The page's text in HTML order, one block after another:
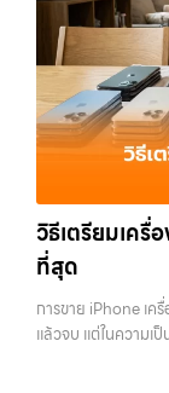
บางแค, วัชรพล, รา
วังหิน อย่างเต็มที่
โทรศัพท์มือสองกรุงเ
ถึงที่”, หรือ “รับซื้อ
บริการของเรามุ่งตร
เลือกเราแล้วคุณจะ
ความสะดวก นัดรับถึ
ทั้งหมดนี้เพื่อให้การ
และคุ้มค่ากว่า ทำไม
iPhone, Samsung,
ทันที โดยเน้นบริการ
วัชรพล, รามอินทรา
วังหินไม่ว่าคุณจะต้อ
ซื้อแท็บเล็ต, หรือบริ
iPad, แท็บเล็ต ทุก
ลาดพร้าว, รัชดา, บ
กรุงเทพฯ ใกล้ “ใก
ใหม่ๆ เปลี่ยนรุ่นกัน
ที่ไม่ได้ใช้งานอยู่เฉย
สามารถเปลี่ยนอุปก
ซื้อไอโฟน, รับซื้อไ
แท็บเล็ต, รับซื้อสินค้
โซนเมืองหรือเขตชา
ฉัน” เพื่อความสะดวก
ว่าอุปกรณ์แต่ละชิ้นไ
ต้องการเปลี่ยนรุ่น ห
เครื่อง ฟรี ปราบปรา
วิธีเตรียมเครื่
ที่สุด
การขาย iPhone เค
แล้วจบ แต่ในความเ